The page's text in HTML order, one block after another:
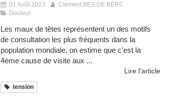
01 Août 2023
Clément BES DE BERC
Douleur
Les maux de têtes représentent un des motifs
de consultation les plus fréquents dans la
population mondiale, on estime que c’est la
4ème cause de visite aux ...
Lire l'article
tension